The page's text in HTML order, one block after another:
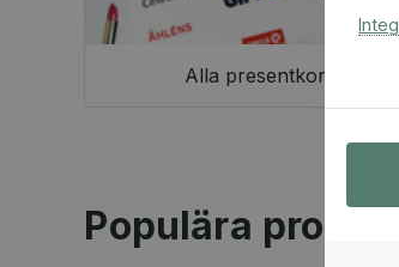
Alla presentkort
Populära